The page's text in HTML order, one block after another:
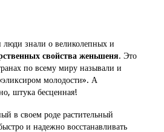
знали о великолепных и
свойства женьшеня. Это
по всему миру называли и
молодости». А
штука бесценная!
в своем роде растительный
и надежно восстанавливать